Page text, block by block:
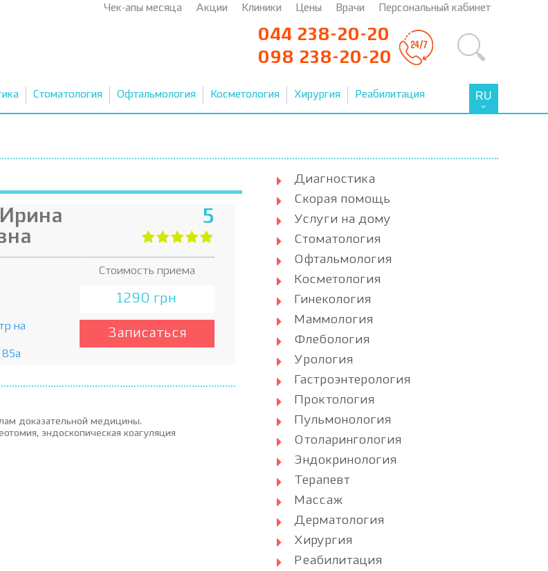
Чек-апы месяца Акции Клиники Цены Врачи Персональный кабинет
044 238-20-20
098 238-20-20
Стоматология Офтальмология Косметология Хирургия Реабилитация RU
5
Стоимость приема
1290 грн
на
Записаться
доказательной медицины.
эндоскопическая коагуляция
Диагностика
Скорая помощь
Услуги на дому
Стоматология
Офтальмология
Косметология
Гинекология
Маммология
Флебология
Урология
Гастроэнтерология
Проктология
Пульмонология
Отоларингология
Эндокринология
Терапевт
Массаж
Дерматология
Хирургия
Реабилитация